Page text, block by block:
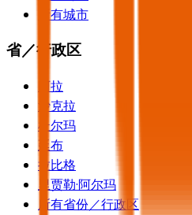
所有城市
省／行政区
阿拉
沙克拉
杜尔玛
延布
拉比格
里贾勒·阿尔玛
所有省份／行政区